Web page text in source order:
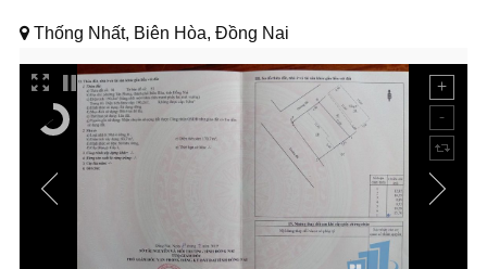
Thống Nhất, Biên Hòa, Đồng Nai